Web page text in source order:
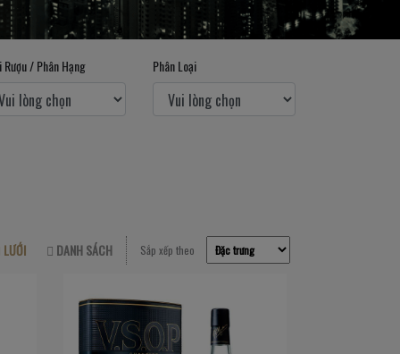
Rượu / Phân Hạng Phân Loại
LƯỚI DANH SÁCH Sắp xếp theo